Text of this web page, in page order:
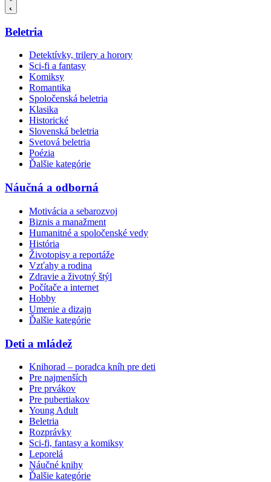
Beletria
Detektívky, trilery a horory
Sci-fi a fantasy
Komiksy
Romantika
Spoločenská beletria
Klasika
Historické
Slovenská beletria
Svetová beletria
Poézia
Ďalšie kategórie
Náučná a odborná
Motivácia a sebarozvoj
Biznis a manažment
Humanitné a spoločenské vedy
História
Životopisy a reportáže
Vzťahy a rodina
Zdravie a životný štýl
Počítače a internet
Hobby
Umenie a dizajn
Ďalšie kategórie
Deti a mládež
Knihorad – poradca kníh pre deti
Pre najmenších
Pre prvákov
Pre pubertiakov
Young Adult
Beletria
Rozprávky
Sci-fi, fantasy a komiksy
Leporelá
Náučné knihy
Ďalšie kategórie